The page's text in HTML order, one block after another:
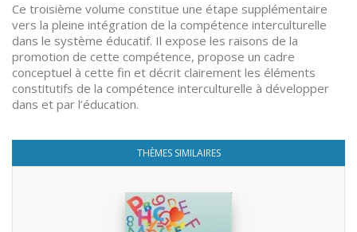
Ce troisième volume constitue une étape supplémentaire
vers la pleine intégration de la compétence interculturelle
dans le système éducatif. Il expose les raisons de la
promotion de cette compétence, propose un cadre
conceptuel à cette fin et décrit clairement les éléments
constitutifs de la compétence interculturelle à développer
dans et par l’éducation.
THÈMES SIMILAIRES